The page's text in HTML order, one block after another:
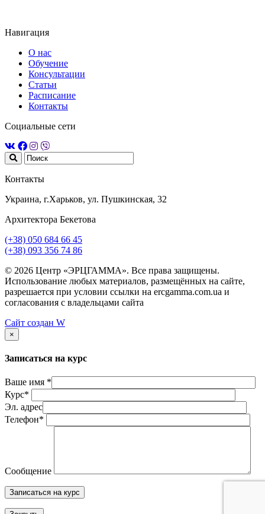
Навигация
О нас
Обучение
Консультации
Статьи
Расписание
Контакты
Социальные сети
Контакты
Украина, г.Харьков, ул. Пушкинская, 32
Архитектора Бекетова
(+38) 050 684 66 45
(+38) 093 356 74 86
© 2026 Центр «ЭРЦГАММА». Все права защищены.
Использование любых материалов, размещённых на сайте,
разрешается при условии ссылки на ercgamma.com.ua и
согласования с владельцами сайта
Сайт создан W
×
Записаться на курс
Ваше имя *
Курс*
Эл. адрес
Телефон*
Сообщение